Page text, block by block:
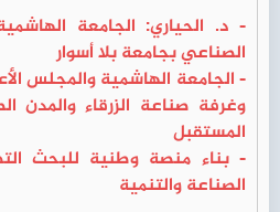
- د. الحياري: الجامعة
الصناعي بجامعة بلا أسوار
- الجامعة الهاشمية والمجلس
وغرفة صناعة الزرقاء والمدن
المستقبل
- بناء منصة وطنية للبحث
الصناعة والتنمية